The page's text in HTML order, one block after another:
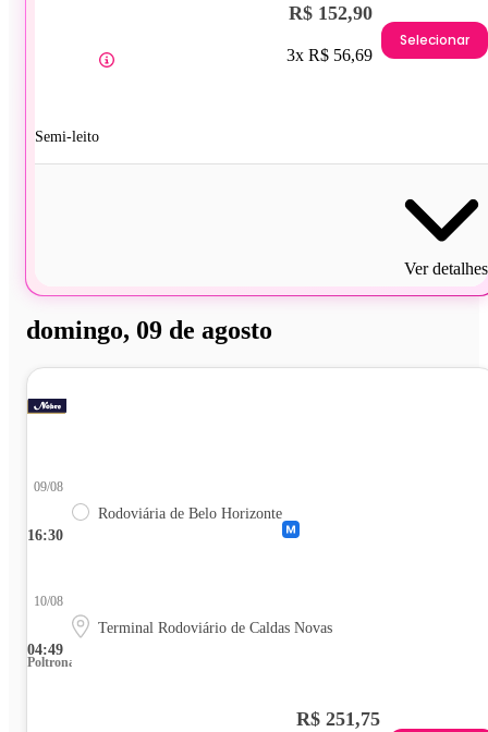
Semi-leito
R$ 152,90
3x R$ 56,69
Selecionar
Ver detalhes
domingo, 09 de agosto
16:30
09/08
Rodoviária de Belo Horizonte
04:49
10/08
Terminal Rodoviário de Caldas Novas
Poltrona
R$ 251,75